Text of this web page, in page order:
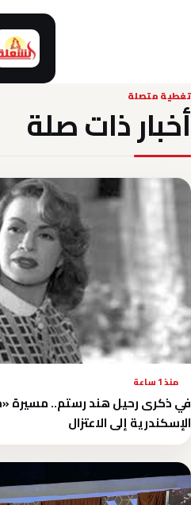
تغطية متصلة
أخبار ذات صلة
منذ 1 ساعة
في ذكرى رحيل هند رستم.. مسيرة
الإسكندرية إلى الاعتزال